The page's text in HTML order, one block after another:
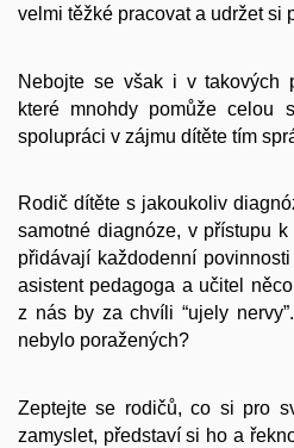
velmi těžké pracovat a udržet si
Nebojte se však i v takových
které mnohdy pomůže celou
spolupráci v zájmu dítěte tím
Rodič dítěte s jakoukoliv
samotné diagnóze, v přístupu
přidávají každodenní
asistent pedagoga a učitel
z nás by za chvíli “ujely
nebylo poražených?
Zeptejte se rodičů, co si pro
zamyslet, představí si ho a